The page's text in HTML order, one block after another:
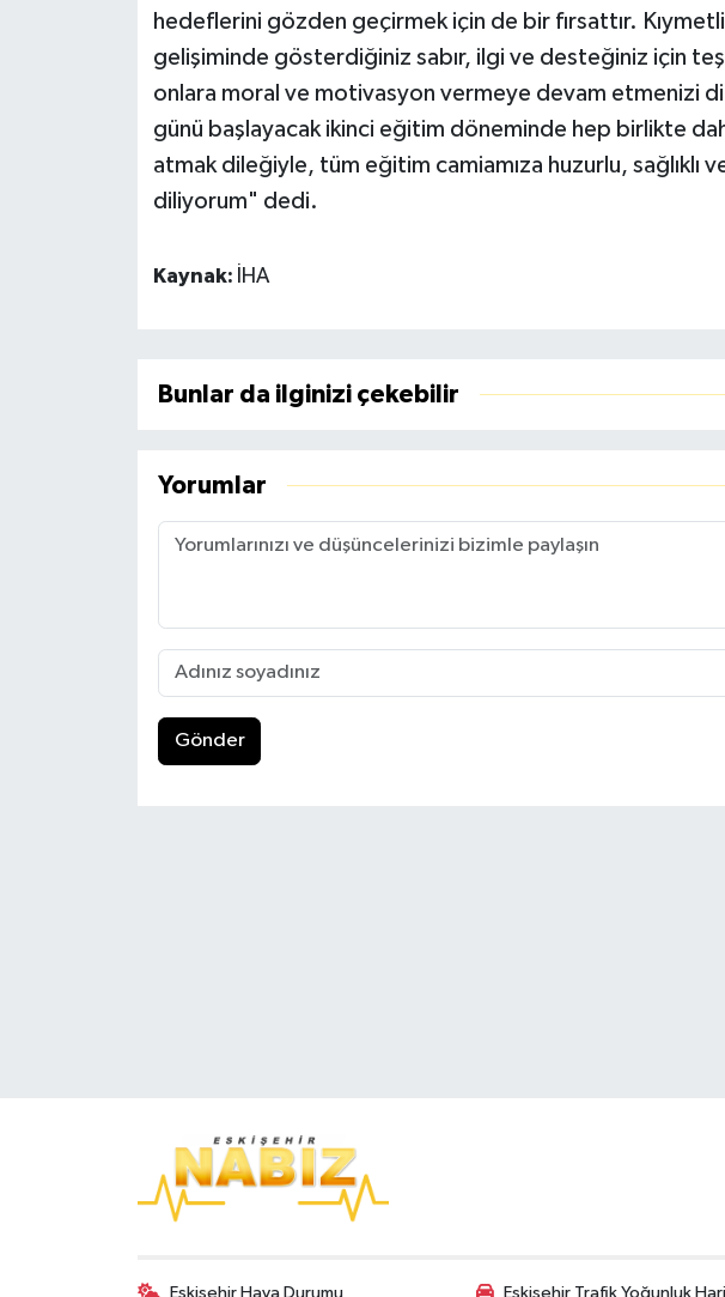
hedeflerini gözden geçirmek için de bir fırsattır. Kıymetli
gelişiminde gösterdiğiniz sabır, ilgi ve desteğiniz için
onlara moral ve motivasyon vermeye devam etmenizi
günü başlayacak ikinci eğitim döneminde hep birlikte
atmak dileğiyle, tüm eğitim camiamıza huzurlu, sağlıklı
diliyorum" dedi.
Kaynak: İHA
Bunlar da ilginizi çekebilir
Yorumlar
Gönder
Eskişehir Hava Durumu Eskişehir Trafik Yoğunluk
Teknoloji